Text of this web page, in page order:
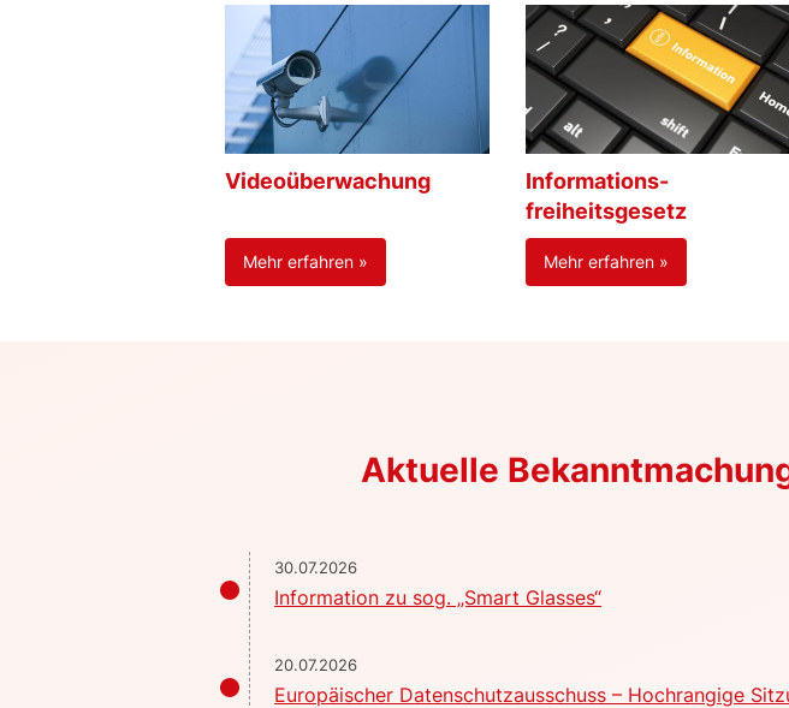
Videoüberwachung
Mehr erfahren »
Informations-
freiheitsgesetz
Mehr erfahren »
Aktuelle
30.07.2026
Information zu sog. „Smart Glasses“
20.07.2026
Europäischer Datenschutzausschuss – Hochrangige